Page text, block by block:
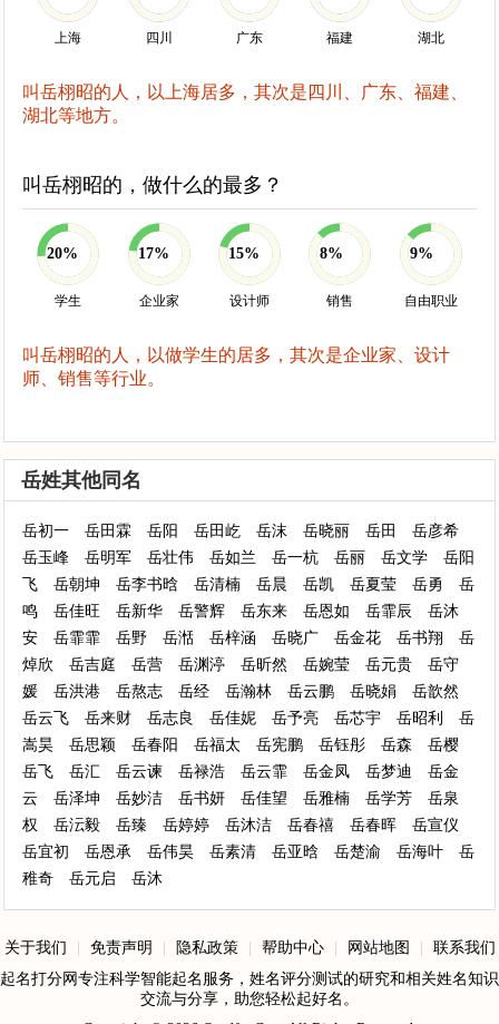
上海 四川 广东 福建 湖北
叫岳栩昭的人，以上海居多，其次是四川、广东、福建、
湖北等地方。
叫岳栩昭的，做什么的最多？
20%
学生
17%
企业家
15%
设计师
8%
销售
9%
自由职业
叫岳栩昭的人，以做学生的居多，其次是企业家、设计
师、销售等行业。
岳姓其他同名
岳初一 岳田霖 岳阳 岳田屹 岳沫 岳晓丽 岳田
岳彦希
岳玉峰
岳明军 岳壮伟 岳如兰 岳一杭 岳丽 岳文学
岳阳
飞
岳朝坤 岳李书晗 岳清楠 岳晨 岳凯 岳夏莹 岳勇
岳
鸣
岳佳旺 岳新华 岳警辉 岳东来 岳恩如 岳霏辰
岳沐
安
岳霏霏 岳野 岳湉 岳梓涵 岳晓广 岳金花 岳书翔
岳
焯欣
岳吉庭 岳营 岳渊渟 岳昕然 岳婉莹 岳元贵
岳守
媛
岳洪港 岳熬志 岳经 岳瀚林 岳云鹏 岳晓娟
岳歆然
岳云飞
岳来财 岳志良 岳佳妮 岳予亮 岳芯宇 岳昭利
岳
嵩昊
岳思颖 岳春阳 岳福太 岳宪鹏 岳钰彤 岳森
岳樱
岳飞
岳汇 岳云谏 岳禄浩 岳云霏 岳金凤 岳梦迪
岳金
云
岳泽坤 岳妙洁 岳书妍 岳佳望 岳雅楠 岳学芳
岳泉
权
岳沄毅 岳臻 岳婷婷 岳沐洁 岳春禧 岳春晖
岳宣仪
岳宜初
岳恩承 岳伟昊 岳素清 岳亚晗 岳楚渝 岳海叶
岳
稚奇
岳元启 岳沐
关于我们 免责声明 隐私政策 帮助中心 网站地图
联系我们
起名打分网专注科学智能起名服务，姓名评分测试的研究和相关姓名知识
交流与分享，助您轻松起好名。